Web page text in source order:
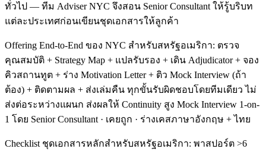
ทั่วไป — ทีม Adviser NYC จึงสอน Senior Consultant ให้รู้บริบท
แต่ละประเทศก่อนเขียนชุดเอกสารให้ลูกค้า
Offering End-to-End ของ NYC สำหรับสหรัฐอเมริกา: ตรวจ
คุณสมบัติ + Strategy Map + แปลรับรอง + เดิน Adjudicator + จอง
คิวสถานทูต + ร่าง Motivation Letter + ติว Mock Interview (ถ้า
ต้อง) + ติดตามผล + ส่งเล่มคืน ทุกขั้นรับผิดชอบโดยทีมเดียว ไม่
ส่งต่อระหว่างแผนก ส่งผลให้ Continuity สูง Mock Interview 1-on-
1 โดย Senior Consultant · เคยถูก · ร่างเคสภาษาอังกฤษ + ไทย
Checklist ชุดเอกสารหลักสำหรับสหรัฐอเมริกา: พาสปอร์ต >6